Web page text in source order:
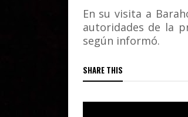
En su visita a
autoridades de la
según informó.
SHARE THIS